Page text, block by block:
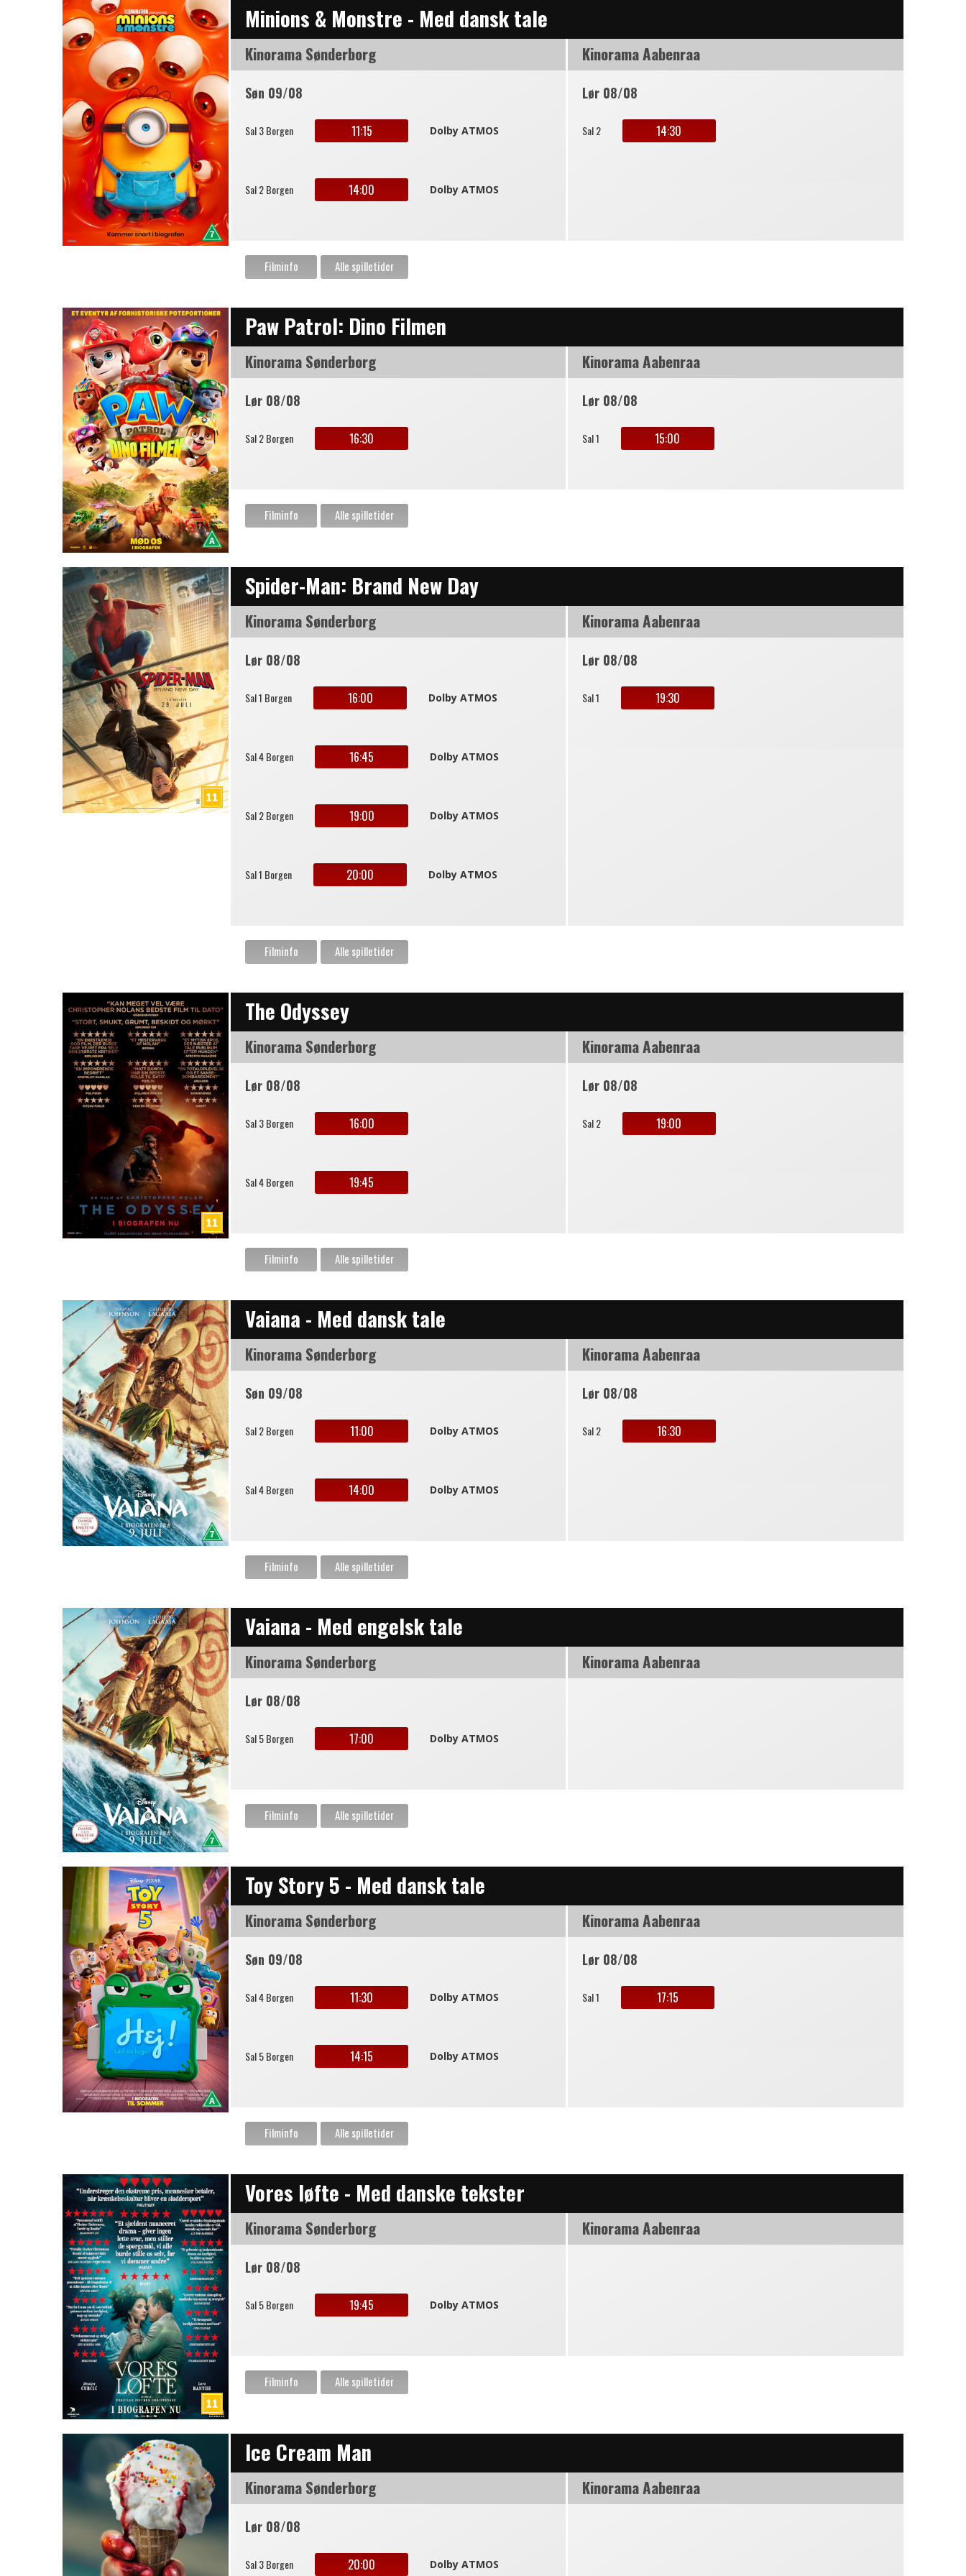
Minions & Monstre - Med dansk tale
Kinorama Sønderborg
Søn 09/08
Sal 3 Borgen 11:15 Dolby ATMOS
Sal 2 Borgen 14:00 Dolby ATMOS
Kinorama Aabenraa
Lør 08/08
Sal 2 14:30
Paw Patrol: Dino Filmen
Kinorama Sønderborg
Lør 08/08
Sal 2 Borgen 16:30
Kinorama Aabenraa
Lør 08/08
Sal 1 15:00
Spider-Man: Brand New Day
Kinorama Sønderborg
Lør 08/08
Sal 1 Borgen 16:00 Dolby ATMOS
Sal 4 Borgen 16:45 Dolby ATMOS
Sal 2 Borgen 19:00 Dolby ATMOS
Sal 1 Borgen 20:00 Dolby ATMOS
Kinorama Aabenraa
Lør 08/08
Sal 1 19:30
The Odyssey
Kinorama Sønderborg
Lør 08/08
Sal 3 Borgen 16:00
Sal 4 Borgen 19:45
Kinorama Aabenraa
Lør 08/08
Sal 2 19:00
Vaiana - Med dansk tale
Kinorama Sønderborg
Søn 09/08
Sal 2 Borgen 11:00 Dolby ATMOS
Sal 4 Borgen 14:00 Dolby ATMOS
Kinorama Aabenraa
Lør 08/08
Sal 2 16:30
Vaiana - Med engelsk tale
Kinorama Sønderborg
Lør 08/08
Sal 5 Borgen 17:00 Dolby ATMOS
Kinorama Aabenraa
Toy Story 5 - Med dansk tale
Kinorama Sønderborg
Søn 09/08
Sal 4 Borgen 11:30 Dolby ATMOS
Sal 5 Borgen 14:15 Dolby ATMOS
Kinorama Aabenraa
Lør 08/08
Sal 1 17:15
Vores løfte - Med danske tekster
Kinorama Sønderborg
Lør 08/08
Sal 5 Borgen 19:45 Dolby ATMOS
Kinorama Aabenraa
Ice Cream Man
Kinorama Sønderborg
Lør 08/08
Sal 3 Borgen 20:00 Dolby ATMOS
Kinorama Aabenraa